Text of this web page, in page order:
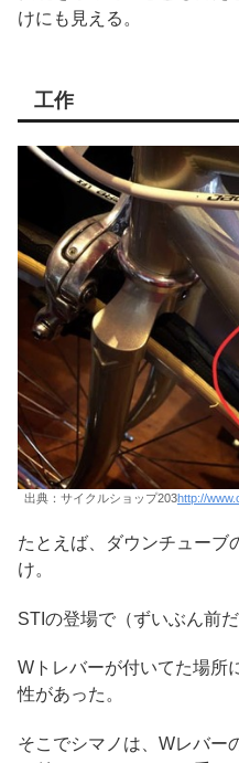
けにも見える。
工作
出典：サイクルショップ203http://
たとえば、ダウンチューブ
け。
STIの登場で（ずいぶん前
Wトレバーが付いてた場所
性があった。
そこでシマノは、Wレバー